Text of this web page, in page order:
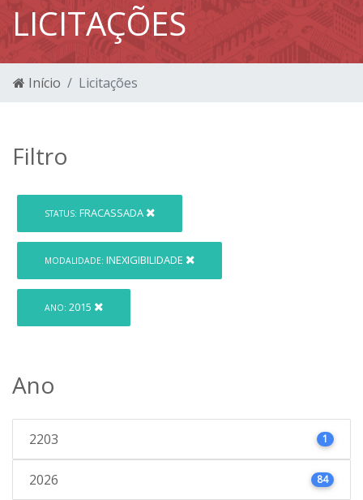
LICITAÇÕES
Início Licitações
Filtro
STATUS: FRACASSADA
MODALIDADE: INEXIGIBILIDADE
ANO: 2015
Ano
2203 1
2026 84